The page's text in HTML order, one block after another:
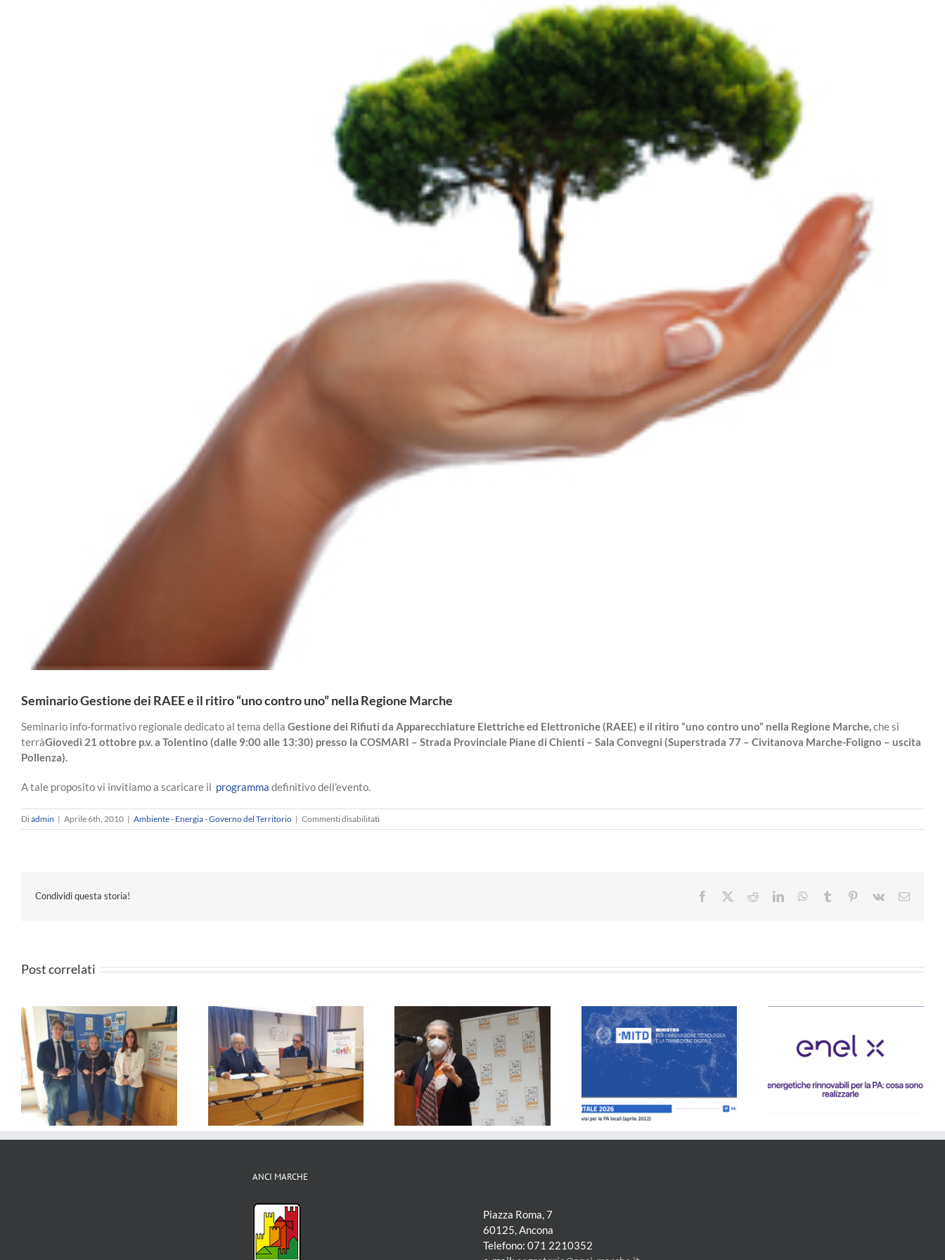
Seminario Gestione dei RAEE e il ritiro “uno contro uno” nella Regione Marche
Seminario info-formativo regionale dedicato al tema della Gestione dei Rifiuti da Apparecchiature Elettriche ed Elettroniche (RAEE) e il ritiro “uno contro uno” nella Regione Marche,che si
terràGiovedì 21 ottobre p.v. a Tolentino (dalle 9:00 alle 13:30) presso la COSMARI – Strada Provinciale Piane di Chienti – Sala Convegni (Superstrada 77 – Civitanova Marche-Foligno – uscita
Pollenza).
A tale proposito vi invitiamo a scaricare il programma definitivo dell’evento.
Diadmin | Aprile 6th, 2010 | Ambiente - Energia - Governo del Territorio | Commenti disabilitatisu
Seminario
Regione
Condividi questa storia! Facebook RedditLinkedInWhatsApp
Tumblr Pinterest
Vk Email
Post correlati
“Misure urgenti per invertire la
tendenza sulla denatalità. Non
è un Paese per famiglie”
Bene la richiesta della Regione
Marche dello stato di
emergenza per il sisma della
costa adriatica
PA Digitale 2026
AnciComunicare ed ENELX
organizzano un Webinar sul
tema delle comunità
energetiche rinnovabili:
Mercoledì 2 Marzo ore 11
Professionisti firmano un
protocollo d’intesa
ANCI MARCHE
Piazza Roma, 7
60125, Ancona
Telefono: 071 2210352